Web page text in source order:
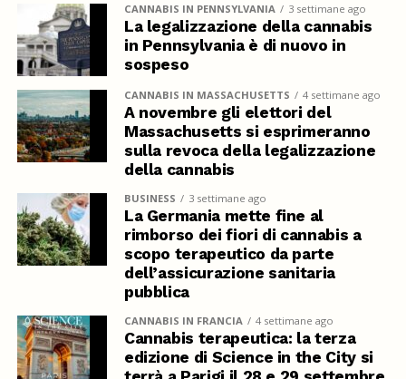
CANNABIS IN PENNSYLVANIA 3 settimane ago
La legalizzazione della cannabis
in Pennsylvania è di nuovo in
sospeso
CANNABIS IN MASSACHUSETTS 4 settimane ago
A novembre gli elettori del
Massachusetts si esprimeranno
sulla revoca della legalizzazione
della cannabis
BUSINESS 3 settimane ago
La Germania mette fine al
rimborso dei fiori di cannabis a
scopo terapeutico da parte
dell’assicurazione sanitaria
pubblica
CANNABIS IN FRANCIA 4 settimane ago
Cannabis terapeutica: la terza
edizione di Science in the City si